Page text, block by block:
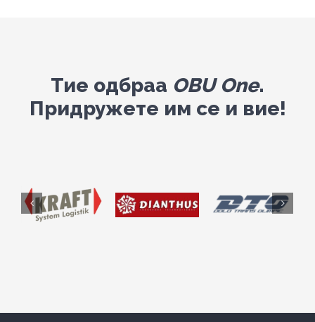
Тие одбраа OBU One.
Придружете им се и вие!